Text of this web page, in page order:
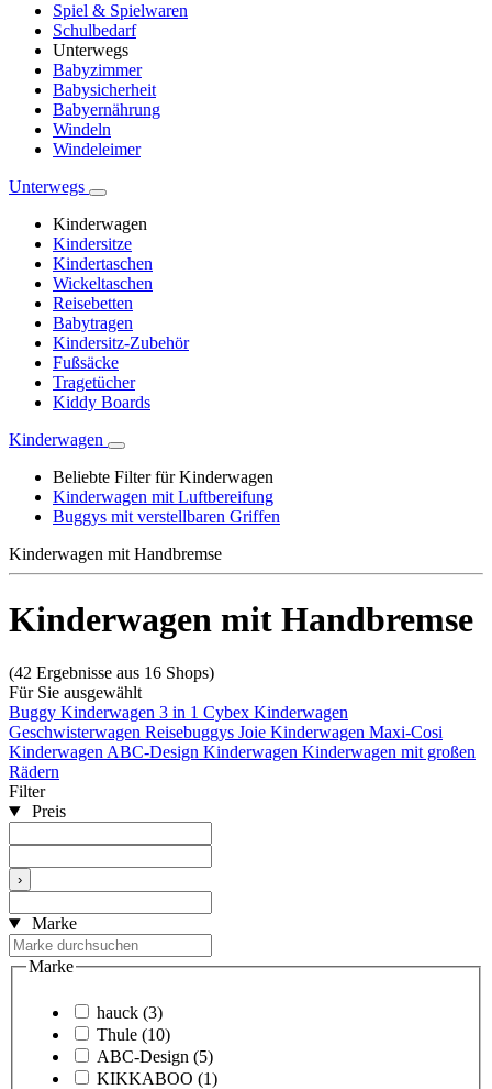
Spiel & Spielwaren
Schulbedarf
Unterwegs
Babyzimmer
Babysicherheit
Babyernährung
Windeln
Windeleimer
Unterwegs
Kinderwagen
Kindersitze
Kindertaschen
Wickeltaschen
Reisebetten
Babytragen
Kindersitz-Zubehör
Fußsäcke
Tragetücher
Kiddy Boards
Kinderwagen
Beliebte Filter für Kinderwagen
Kinderwagen mit Luftbereifung
Buggys mit verstellbaren Griffen
Kinderwagen mit Handbremse
Kinderwagen mit Handbremse
(42 Ergebnisse aus 16 Shops)
Für Sie ausgewählt
Buggy Kinderwagen 3 in 1 Cybex Kinderwagen
Geschwisterwagen Reisebuggys Joie Kinderwagen Maxi-Cosi
Kinderwagen ABC-Design Kinderwagen Kinderwagen mit großen
Rädern
Filter
Preis
›
Marke
Marke
hauck (3)
Thule (10)
ABC-Design (5)
KIKKABOO (1)